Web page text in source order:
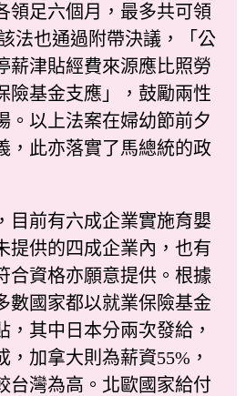
領足六個月，最多共可領
法也通過附帶決議，「公
薪津貼經費來源應比照勞
險基金支應」，鼓勵兩性
。以上法案在婦幼節前夕
，此亦落實了馬總統的政
前有六成企業實施育嬰
提供的四成企業內，也有
合資格亦願意提供。根據
數國家都以就業保險基金
，其中日本分兩次發給，
，加拿大則為薪資55%，
台灣為高。北歐國家給付